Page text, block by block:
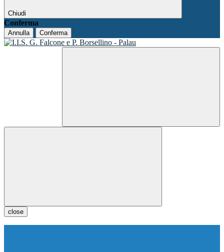
Chiudi
Conferma
Annulla Conferma
close